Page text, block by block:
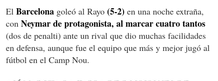
El Barcelona goleó al Rayo (5-2) en una noche extraña,
con Neymar de protagonista, al marcar cuatro tantos
(dos de penalti) ante un rival que dio muchas facilidades
en defensa, aunque fue el equipo que más y mejor jugó al
fútbol en el Camp Nou.